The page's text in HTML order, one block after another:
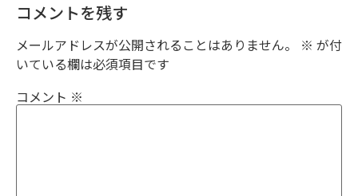
コメントを残す
メールアドレスが公開されることはありません。 ※ が付
いている欄は必須項目です
コメント ※